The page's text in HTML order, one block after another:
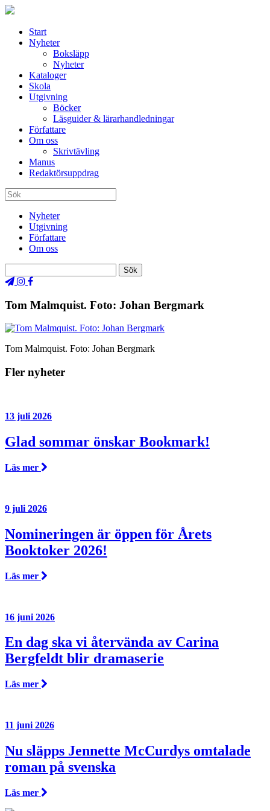
Start
Nyheter
Boksläpp
Nyheter
Kataloger
Skola
Utgivning
Böcker
Läsguider & lärarhandledningar
Författare
Om oss
Skrivtävling
Manus
Redaktörsuppdrag
Nyheter
Utgivning
Författare
Om oss
Tom Malmquist. Foto: Johan Bergmark
Tom Malmquist. Foto: Johan Bergmark
Fler nyheter
13 juli 2026
Glad sommar önskar Bookmark!
Läs mer
9 juli 2026
Nomineringen är öppen för Årets
Booktoker 2026!
Läs mer
16 juni 2026
En dag ska vi återvända av Carina
Bergfeldt blir dramaserie
Läs mer
11 juni 2026
Nu släpps Jennette McCurdys omtalade
roman på svenska
Läs mer